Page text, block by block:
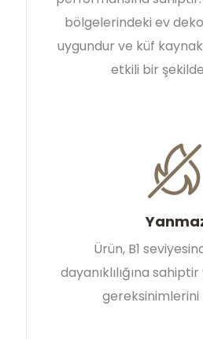
bölgelerindeki ev
uygundur ve küf kaynaklı
etkili bir
Ürün, B1
dayanıklılığına
gereksinimlerini